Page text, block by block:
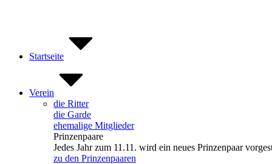
Startseite
Verein
die Ritter
die Garde
ehemalige Mitglieder
Prinzenpaare
Jedes Jahr zum 11.11. wird ein neues Prinzenpaar
zu den Prinzenpaaren